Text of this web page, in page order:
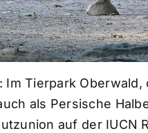
Tierpark
als Persische
auf der IUCN